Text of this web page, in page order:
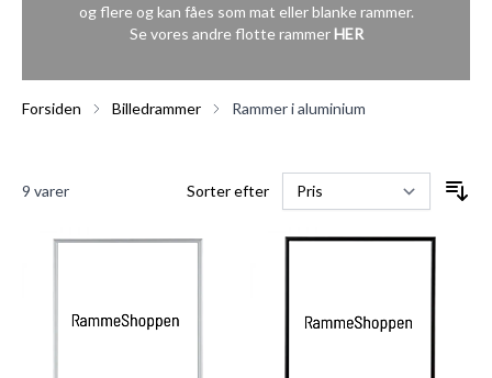
og flere og kan fåes som mat eller blanke rammer.
Se vores andre flotte rammerHER
Forsiden Billedrammer Rammer i aluminium
9 varer Sorter efter